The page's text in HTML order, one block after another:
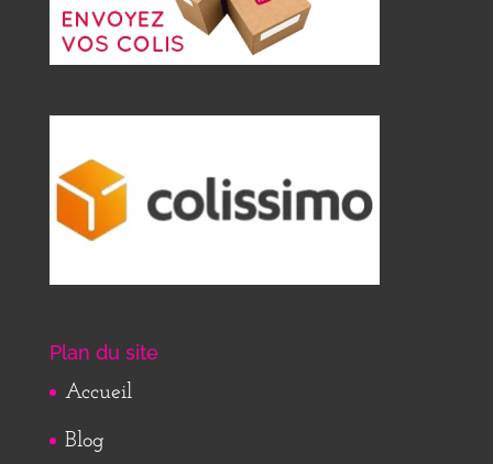
Plan du site
Accueil
Blog